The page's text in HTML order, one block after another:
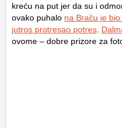
kreću na put jer da su i
ovako puhalo na Braču je
jutros protresao potres
ovome – dobre prizore za